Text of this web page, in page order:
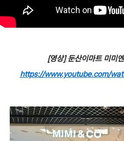
[영상] 둔산이마트 미미
https://www.youtube.com/